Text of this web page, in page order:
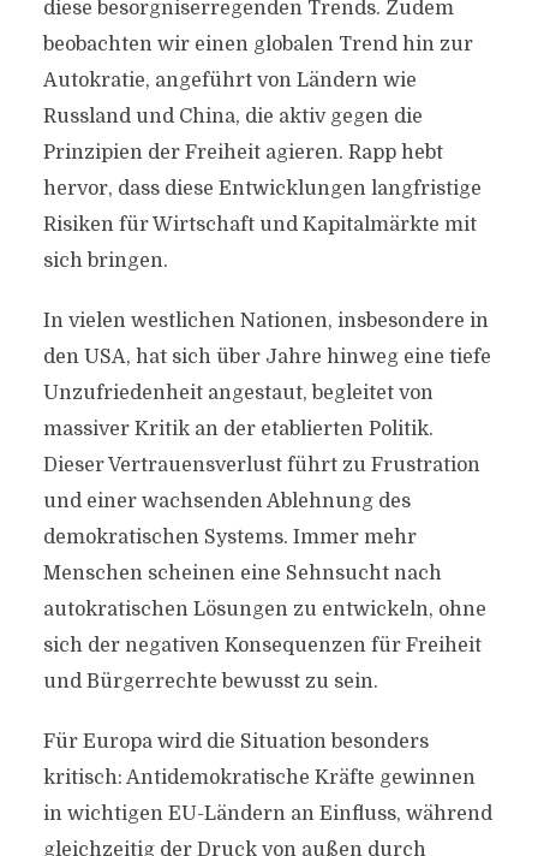
diese besorgniserregenden Trends. Zudem
beobachten wir einen globalen Trend hin zur
Autokratie, angeführt von Ländern wie
Russland und China, die aktiv gegen die
Prinzipien der Freiheit agieren. Rapp hebt
hervor, dass diese Entwicklungen langfristige
Risiken für Wirtschaft und Kapitalmärkte mit
sich bringen.
In vielen westlichen Nationen, insbesondere in
den USA, hat sich über Jahre hinweg eine tiefe
Unzufriedenheit angestaut, begleitet von
massiver Kritik an der etablierten Politik.
Dieser Vertrauensverlust führt zu Frustration
und einer wachsenden Ablehnung des
demokratischen Systems. Immer mehr
Menschen scheinen eine Sehnsucht nach
autokratischen Lösungen zu entwickeln, ohne
sich der negativen Konsequenzen für Freiheit
und Bürgerrechte bewusst zu sein.
Für Europa wird die Situation besonders
kritisch: Antidemokratische Kräfte gewinnen
in wichtigen EU-Ländern an Einfluss, während
gleichzeitig der Druck von außen durch